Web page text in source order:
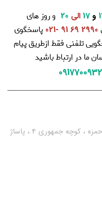
و17 الی
و روز های
2990 69 91 -021
پاسخگوی
تلفنی فقط ازطریق پیام
ما در ارتباط باشید
بندر گناوه ، بین چهارراه توپ و ناخدا حمزه ، کوچه جمهوری 4 ، پاساژ